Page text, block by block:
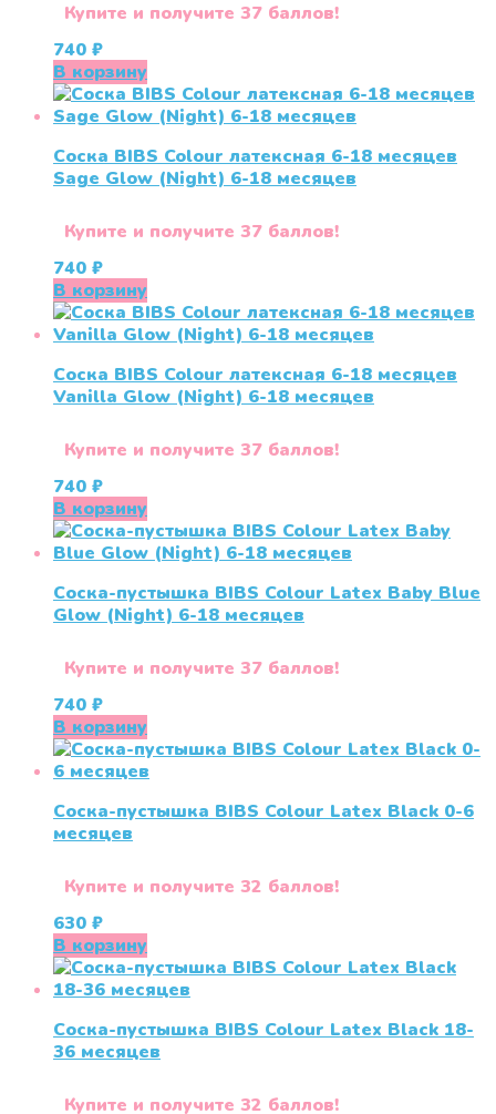
Купите и получите 37 баллов!
740 ₽
В корзину
Соска BIBS Colour латексная 6-18 месяцев
Sage Glow (Night) 6-18 месяцев
Купите и получите 37 баллов!
740 ₽
В корзину
Соска BIBS Colour латексная 6-18 месяцев
Vanilla Glow (Night) 6-18 месяцев
Купите и получите 37 баллов!
740 ₽
В корзину
Соска-пустышка BIBS Colour Latex Baby Blue
Glow (Night) 6-18 месяцев
Купите и получите 37 баллов!
740 ₽
В корзину
Соска-пустышка BIBS Colour Latex Black 0-6
меcяцев
Купите и получите 32 баллов!
630 ₽
В корзину
Соска-пустышка BIBS Colour Latex Black 18-
36 меcяцев
Купите и получите 32 баллов!